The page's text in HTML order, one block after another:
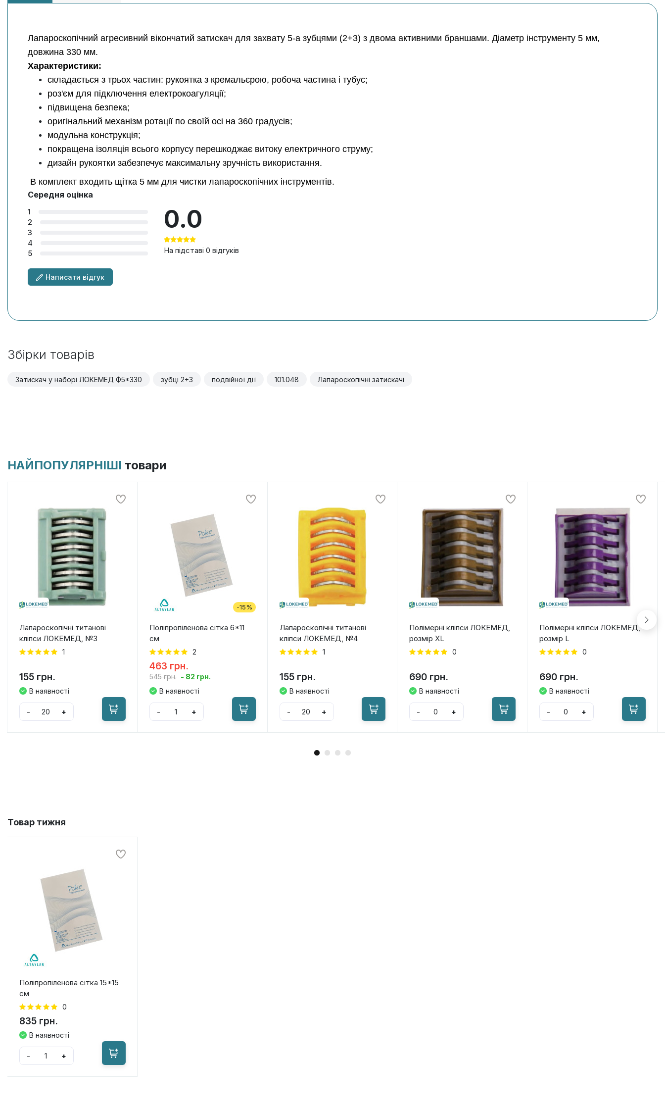
Лапароскопічний агресивний вікончатий затискач для захвату 5-а зубцями (2+3) з двома активними браншами. Діаметр інструменту 5 мм,
довжина 330 мм.
Характеристики:
складається з трьох частин: рукоятка з кремальєрою, робоча частина і тубус;
роз'єм для підключення електрокоагуляції;
підвищена безпека;
оригінальний механізм ротації по своїй осі на 360 градусів;
модульна конструкція;
покращена ізоляція всього корпусу перешкоджає витоку електричного струму;
дизайн рукоятки забезпечує максимальну зручність використання.
В комплект входить щітка 5 мм для чистки лапароскопічних інструментів.
Середня оцінка
1
2
3
4
5
0.0
На підставі 0 відгуків
Написати відгук
Збірки товарів
Затискач у наборі ЛОКЕМЕД Ф5*330 зубці 2+3 подвійної дії 101.048 Лапароскопічні затискачі
НАЙПОПУЛЯРНІШІ товари
Лапароскопічні титанові
кліпси ЛОКЕМЕД, №3
1
155 грн.
В наявності
- +
-15%
Поліпропіленова сітка 6*11
см
2
463 грн.
545 грн. - 82 грн.
В наявності
- +
Лапароскопічні титанові
кліпси ЛОКЕМЕД, №4
1
155 грн.
В наявності
- +
Полімерні кліпси ЛОКЕМЕД,
розмір XL
0
690 грн.
В наявності
- +
Полімерні кліпси ЛОКЕМЕД,
розмір L
0
690 грн.
В наявності
- +
Товар тижня
Поліпропіленова сітка 15*15
см
0
835 грн.
В наявності
- +